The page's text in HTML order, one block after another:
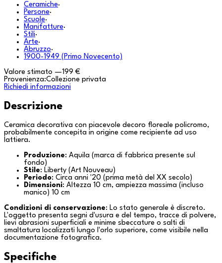
Ceramiche·
Persone·
Scuole·
Manifatture·
Stili·
Arte·
Abruzzo·
1900-1949 (Primo Novecento)
Valore stimato —199 €
Provenienza:Collezione privata
Richiedi informazioni
Descrizione
Ceramica decorativa con piacevole decoro floreale policromo,
probabilmente concepita in origine come recipiente ad uso
lattiera.
Produzione: Aquila (marca di fabbrica presente sul
fondo)
Stile: Liberty (Art Nouveau)
Periodo: Circa anni '20 (prima metà del XX secolo)
Dimensioni: Altezza 10 cm, ampiezza massima (incluso
manico) 10 cm
Condizioni di conservazione: Lo stato generale è discreto.
L'oggetto presenta segni d'usura e del tempo, tracce di polvere,
lievi abrasioni superficiali e minime sbeccature o salti di
smaltatura localizzati lungo l'orlo superiore, come visibile nella
documentazione fotografica.
Specifiche